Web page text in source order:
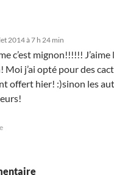
2014 à 7 h 24 min
c’est mignon!!!!!!
Moi j’ai opté pour des
offert hier! :)sinon les